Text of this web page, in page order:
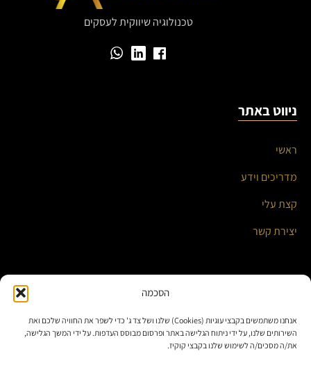
הסכמה
אנחנו משתמשים בקבצי עוגיות (Cookies) שלנו ושל צד ג' כדי לשפר את החוויה שלכם ואת
השירותים שלנו, על ידי ניתוח הגלישה באתר ופרסום מבוסס העדפות. על ידי המשך הגלישה,
את/ה מסכים/ה לשימוש שלנו בקבצי קוקיז.
טכנולוגיה שיווקית לעסקים
ניווט באתר
ראשי
מדריכים וידע
קצת עלי
יצירת קשר
אוטומציה עסקית ואינטגרציות חכמות
בניית אתרים ומערכות תוכן